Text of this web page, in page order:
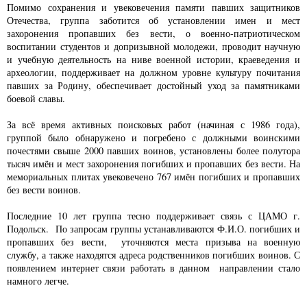
Помимо сохранения и увековечения памяти павших защитников
Отечества, группа заботится об установлении имен и мест
захоронения пропавших без вести, о военно-патриотическом
воспитании студентов и допризывной молодежи, проводит научную
и учебную деятельность на ниве военной истории, краеведения и
археологии, поддерживает на должном уровне культуру почитания
павших за Родину, обеспечивает достойный уход за памятниками
боевой славы.
За всё время активных поисковых работ (начиная с 1986 года),
группой было обнаружено и погребено с должными воинскими
почестями свыше 2000 павших воинов, установлены более полутора
тысяч имён и мест захоронения погибших и пропавших без вести. На
мемориальных плитах увековечено 767 имён погибших и пропавших
без вести воинов.
Последние 10 лет группа тесно поддерживает связь с ЦАМО г.
Подольск. По запросам группы устанавливаются Ф.И.О. погибших и
пропавших без вести, уточняются места призыва на военную
службу, а также находятся адреса родственников погибших воинов. С
появлением интернет связи работать в данном направлении стало
намного легче.